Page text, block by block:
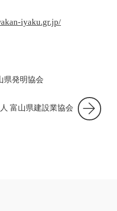
iyaku.gr.jp/
県発明協会
富山県建設業協会